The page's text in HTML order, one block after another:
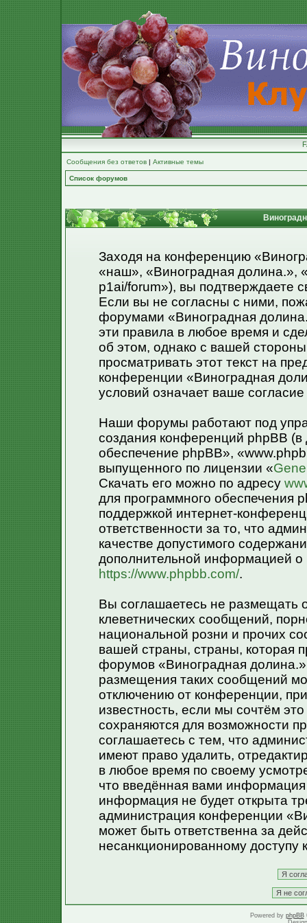
Сообщения без ответов | Активные темы
Список форумов
Заходя на конференцию
«наш», «Виноградная долина.»,
p1ai/forum»), вы подтверждаете
Если вы не согласны с ними,
форумами «Виноградная
эти правила в любое время и
об этом, однако с вашей
просматривать этот текст на
конференции «Виноградная
условий означает ваше
Наши форумы работают под
создания конференций phpBB
обеспечение phpBB»,
выпущенного по лицензии «
Скачать его можно по адресу
для программного обеспечения
поддержкой интернет-
ответственности за то, что
качестве допустимого
дополнительной информацией
https://www.phpbb.com/.
Вы соглашаетесь не размещать
клеветнических сообщений,
национальной розни и прочих
вашей страны, страны, которая
форумов «Виноградная
размещения таких сообщений
отключению от конференции,
известность, если мы сочтём
сохраняются для возможности
соглашаетесь с тем, что
имеют право удалить,
в любое время по своему
что введённая вами
информация не будет открыта
администрация конференции
может быть ответственна за
несанкционированному доступу
Powered by phpBB